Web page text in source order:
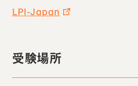
LPI-Japan
受験場所